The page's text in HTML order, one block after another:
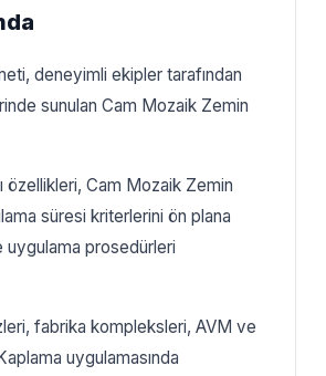
deneyimli ekipler tarafından
sunulan Cam Mozaik Zemin
özellikleri, Cam Mozaik Zemin
süresi kriterlerini ön plana
uygulama prosedürleri
fabrika kompleksleri, AVM ve
uygulamasında